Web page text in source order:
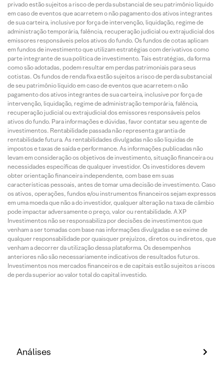
privado estão sujeitos a risco de perda substancial de seu patrimônio líquido
em caso de eventos que acarretem o não pagamento dos ativos integrantes
de sua carteira, inclusive por força de intervenção, liquidação, regime de
administração temporária, falência, recuperação judicial ou extrajudicial dos
emissores responsáveis pelos ativos do fundo. Os fundos de cotas aplicam
em fundos de investimento que utilizam estratégias com derivativos como
parte integrante de sua política de investimento. Tais estratégias, da forma
como são adotadas, podem resultar em perdas patrimoniais para seus
cotistas. Os fundos de renda fixa estão sujeitos a risco de perda substancial
de seu patrimônio líquido em caso de eventos que acarretem o não
pagamento dos ativos integrantes de sua carteira, inclusive por força de
intervenção, liquidação, regime de administração temporária, falência,
recuperação judicial ou extrajudicial dos emissores responsáveis pelos
ativos do fundo. Para informações e dúvidas, favor contatar seu agente de
investimentos. Rentabilidade passada não representa garantia de
rentabilidade futura. As rentabilidades divulgadas não são líquidas de
impostos e taxas de saída e performance. As informações publicadas não
levam em consideração os objetivos de investimento, situação financeira ou
necessidades específicas de qualquer investidor. Os investidores devem
obter orientação financeira independente, com base em suas
características pessoais, antes de tomar uma decisão de investimento. Caso
os ativos, operações, fundos e/ou instrumentos financeiros sejam expressos
em uma moeda que não a do investidor, qualquer alteração na taxa de câmbio
pode impactar adversamente o preço, valor ou rentabilidade. A XP
Investimentos não se responsabiliza por decisões de investimentos que
venham a ser tomadas com base nas informações divulgadas e se exime de
qualquer responsabilidade por quaisquer prejuízos, diretos ou indiretos, que
venham a decorrer da utilização dessa plataforma. Os desempenhos
anteriores não são necessariamente indicativos de resultados futuros.
Investimentos nos mercados financeiros e de capitais estão sujeitos a riscos
de perda superior ao valor total do capital investido.
Análises